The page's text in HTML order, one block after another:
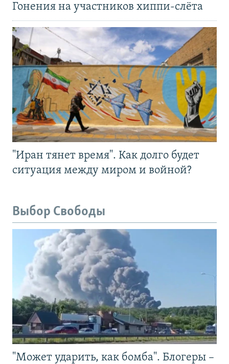
Гонения на участников хиппи-слёта
"Иран тянет время". Как долго будет
ситуация между миром и войной?
Выбор Свободы
"Может ударить, как бомба". Блогеры –